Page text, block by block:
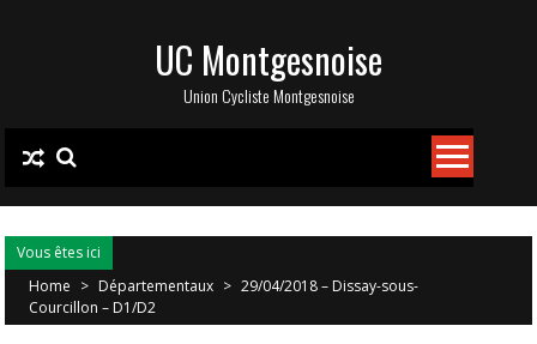
UC Montgesnoise
Union Cycliste Montgesnoise
Vous êtes ici
Home > Départementaux > 29/04/2018 – Dissay-sous-
Courcillon – D1/D2